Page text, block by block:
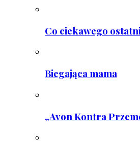
Co ciekawego
Biegająca mama
„Avon Kontra